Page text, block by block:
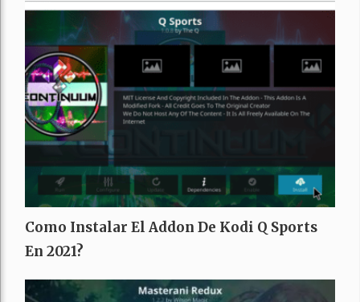
Como Instalar El Addon De Kodi Q Sports
En 2021?